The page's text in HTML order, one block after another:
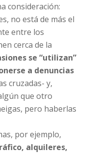
consideración:
no está de más el
entre los
cerca de la
se “utilizan”
a denuncias
y,
que otro
pero haberlas
por ejemplo,
alquileres,